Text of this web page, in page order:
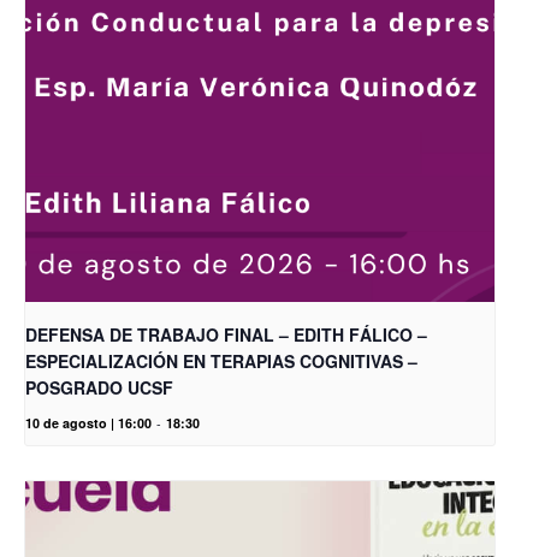
DEFENSA DE TRABAJO FINAL – EDITH FÁLICO –
ESPECIALIZACIÓN EN TERAPIAS COGNITIVAS –
POSGRADO UCSF
10 de agosto | 16:00 - 18:30